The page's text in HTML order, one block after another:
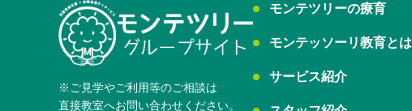
※ご見学やご利用等のご相談は
直接教室へお問い合わせください。
モンテツリーの療育
モンテッソーリ教育とは
サービス紹介